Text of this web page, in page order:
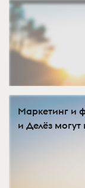
Маркетинг и
и Делёз